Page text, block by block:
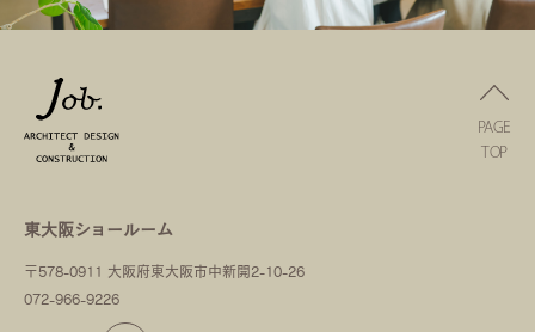
東大阪ショールーム
〒578-0911 大阪府東大阪市中新開2-10-26
072-966-9226
PAGE
TOP